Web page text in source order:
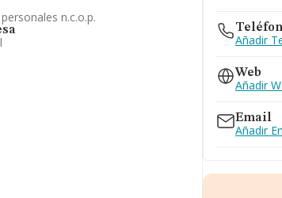
n.c.o.p.
Añadir
Web
Añadir
Email
Añadir